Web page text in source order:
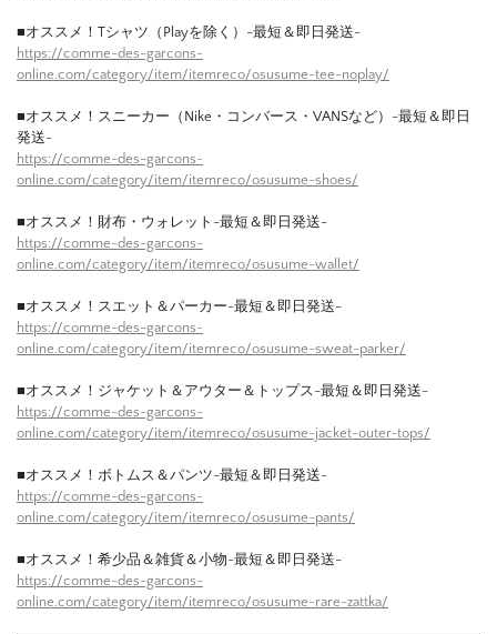
■オススメ！Tシャツ（Playを除く）-最短＆即日発送-
https://comme-des-garcons-
online.com/category/item/itemreco/osusume-tee-noplay/
■オススメ！スニーカー（Nike・コンバース・VANSなど）-最短＆即日
発送-
https://comme-des-garcons-
online.com/category/item/itemreco/osusume-shoes/
■オススメ！財布・ウォレット-最短＆即日発送-
https://comme-des-garcons-
online.com/category/item/itemreco/osusume-wallet/
■オススメ！スエット＆パーカー-最短＆即日発送-
https://comme-des-garcons-
online.com/category/item/itemreco/osusume-sweat-parker/
■オススメ！ジャケット＆アウター＆トップス-最短＆即日発送-
https://comme-des-garcons-
online.com/category/item/itemreco/osusume-jacket-outer-tops/
■オススメ！ボトムス＆パンツ-最短＆即日発送-
https://comme-des-garcons-
online.com/category/item/itemreco/osusume-pants/
■オススメ！希少品＆雑貨＆小物-最短＆即日発送-
https://comme-des-garcons-
online.com/category/item/itemreco/osusume-rare-zattka/